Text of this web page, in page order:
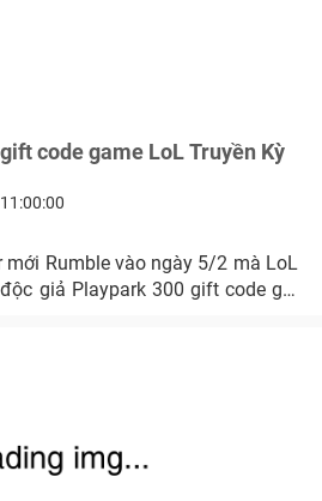
code game LoL Truyền Kỳ
mới Rumble vào ngày 5/2 mà LoL
giả Playpark 300 gift code giá